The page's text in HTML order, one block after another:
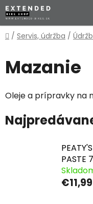
Prejsť
na
obsah
Domov
/ Servis, údržba /
Mazanie
Oleje a prípravky na
PASTE
€11,99